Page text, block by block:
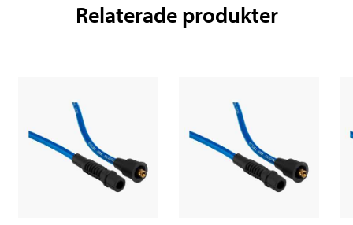
Relaterade produkter